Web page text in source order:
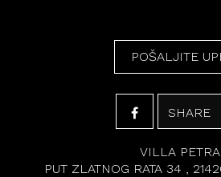
POŠALJITE
SHARE
VILLA PETRA
PUT ZLATNOG RATA 34 ,